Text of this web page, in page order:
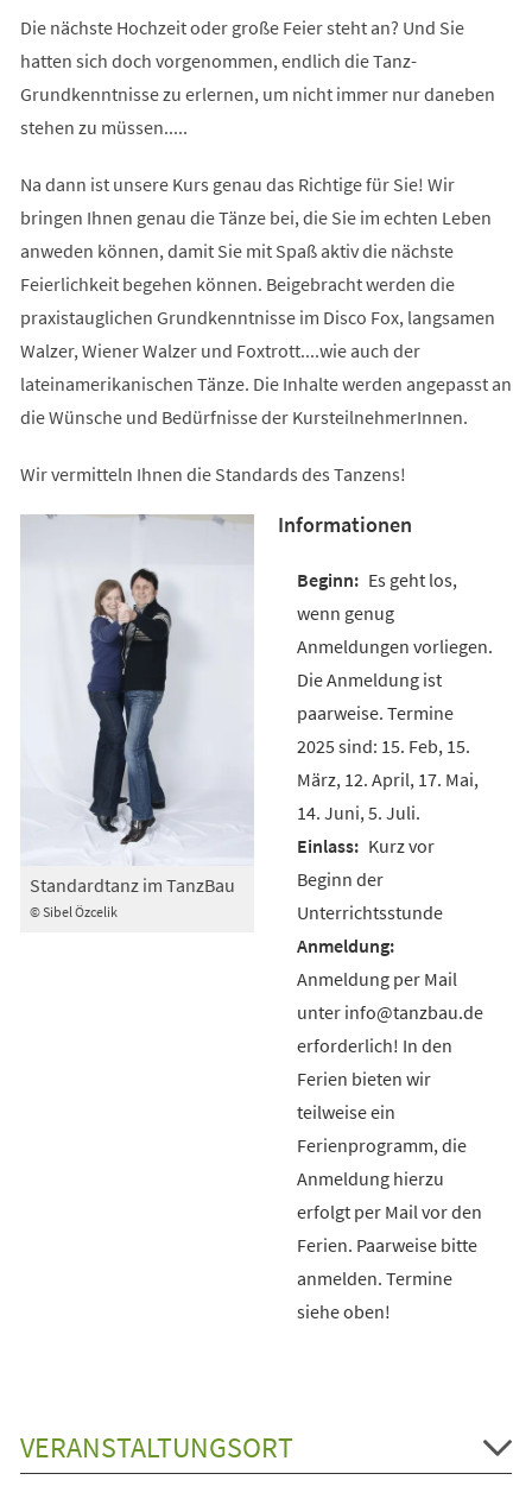
Die nächste Hochzeit oder große Feier steht an? Und Sie
hatten sich doch vorgenommen, endlich die Tanz-
Grundkenntnisse zu erlernen, um nicht immer nur daneben
stehen zu müssen.....
Na dann ist unsere Kurs genau das Richtige für Sie! Wir
bringen Ihnen genau die Tänze bei, die Sie im echten Leben
anweden können, damit Sie mit Spaß aktiv die nächste
Feierlichkeit begehen können. Beigebracht werden die
praxistauglichen Grundkenntnisse im Disco Fox, langsamen
Walzer, Wiener Walzer und Foxtrott....wie auch der
lateinamerikanischen Tänze. Die Inhalte werden angepasst an
die Wünsche und Bedürfnisse der KursteilnehmerInnen.
Wir vermitteln Ihnen die Standards des Tanzens!
© Sibel Özcelik
Standardtanz im TanzBau
Informationen
Es geht los,
wenn genug
Anmeldungen vorliegen.
Die Anmeldung ist
paarweise. Termine
2025 sind: 15. Feb, 15.
März, 12. April, 17. Mai,
14. Juni, 5. Juli.
Kurz vor
Beginn der
Unterrichtsstunde
Anmeldung per Mail
unter info@tanzbau.de
erforderlich! In den
Ferien bieten wir
teilweise ein
Ferienprogramm, die
Anmeldung hierzu
erfolgt per Mail vor den
Ferien. Paarweise bitte
anmelden. Termine
siehe oben!
VERANSTALTUNGSORT